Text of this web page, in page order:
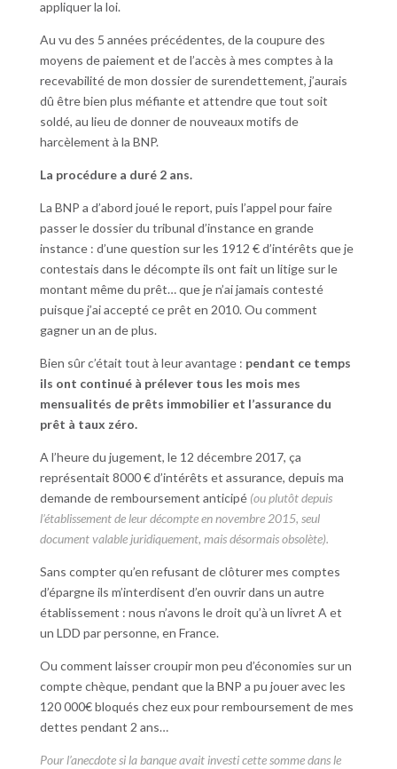
appliquer la loi.
Au vu des 5 années précédentes, de la coupure des
moyens de paiement et de l’accès à mes comptes à la
recevabilité de mon dossier de surendettement, j’aurais
dû être bien plus méfiante et attendre que tout soit
soldé, au lieu de donner de nouveaux motifs de
harcèlement à la BNP.
La procédure a duré 2 ans.
La BNP a d’abord joué le report, puis l’appel pour faire
passer le dossier du tribunal d’instance en grande
instance : d’une question sur les 1912 € d’intérêts que je
contestais dans le décompte ils ont fait un litige sur le
montant même du prêt… que je n’ai jamais contesté
puisque j’ai accepté ce prêt en 2010. Ou comment
gagner un an de plus.
Bien sûr c’était tout à leur avantage : pendant ce temps
ils ont continué à prélever tous les mois mes
mensualités de prêts immobilier et l’assurance du
prêt à taux zéro.
A l’heure du jugement, le 12 décembre 2017, ça
représentait 8000 € d’intérêts et assurance, depuis ma
demande de remboursement anticipé (ou plutôt depuis
l’établissement de leur décompte en novembre 2015, seul
document valable juridiquement, mais désormais obsolète).
Sans compter qu’en refusant de clôturer mes comptes
d’épargne ils m’interdisent d’en ouvrir dans un autre
établissement : nous n’avons le droit qu’à un livret A et
un LDD par personne, en France.
Ou comment laisser croupir mon peu d’économies sur un
compte chèque, pendant que la BNP a pu jouer avec les
120 000€ bloqués chez eux pour remboursement de mes
dettes pendant 2 ans…
Pour l’anecdote si la banque avait investi cette somme dans le